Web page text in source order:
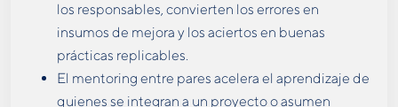
los responsables, convierten los errores en
insumos de mejora y los aciertos en buenas
prácticas replicables.
El mentoring entre pares acelera el aprendizaje de
quienes se integran a un proyecto o asumen